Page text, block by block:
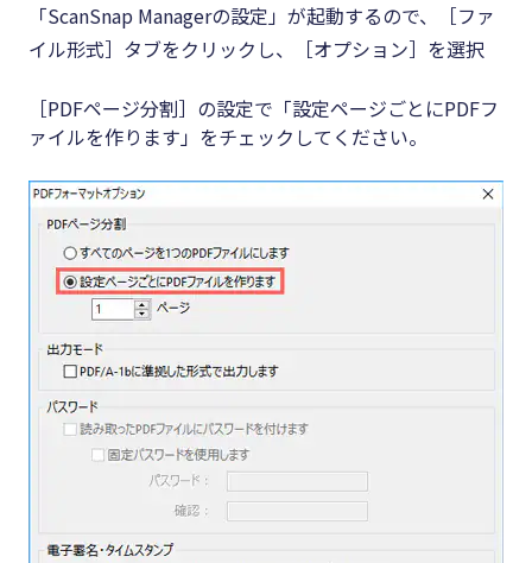
「ScanSnap Managerの設定」が起動するので、［ファ
イル形式］タブをクリックし、［オプション］を選択
［PDFページ分割］の設定で「設定ページごとにPDFフ
ァイルを作ります」をチェックしてください。